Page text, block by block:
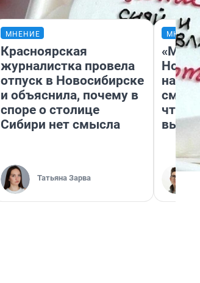
МНЕНИЕ
Красноярская
журналистка провела
отпуск в Новосибирске
и объяснила, почему в
споре о столице
Сибири нет смысла
Татьяна Зарва
«Мы